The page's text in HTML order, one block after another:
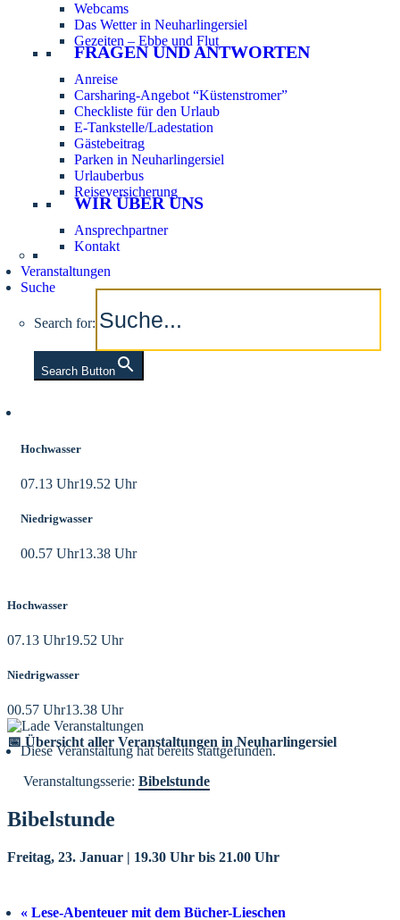
Webcams
Das Wetter in Neuharlingersiel
Gezeiten – Ebbe und Flut
FRAGEN UND ANTWORTEN
Anreise
Carsharing-Angebot “Küstenstromer”
Checkliste für den Urlaub
E-Tankstelle/Ladestation
Gästebeitrag
Parken in Neuharlingersiel
Urlauberbus
Reiseversicherung
WIR ÜBER UNS
Ansprechpartner
Kontakt
Veranstaltungen
Suche
Search for:
Search Button
Hochwasser
07.13 Uhr19.52 Uhr
Niedrigwasser
00.57 Uhr13.38 Uhr
Hochwasser
07.13 Uhr19.52 Uhr
Niedrigwasser
00.57 Uhr13.38 Uhr
📅 Übersicht aller Veranstaltungen in Neuharlingersiel
Diese Veranstaltung hat bereits stattgefunden.
Veranstaltungsserie: Bibelstunde
Bibelstunde
Freitag, 23. Januar | 19.30 Uhr bis 21.00 Uhr
« Lese-Abenteuer mit dem Bücher-Lieschen